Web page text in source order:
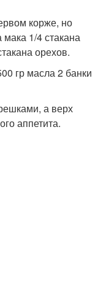
корже, но
1/4 стакана
орехов.
гр масла 2 банки
а верх
аппетита.